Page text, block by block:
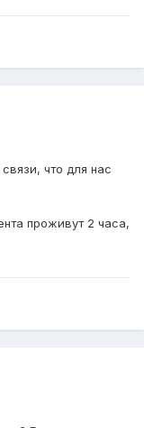
что для нас
проживут 2 часа,